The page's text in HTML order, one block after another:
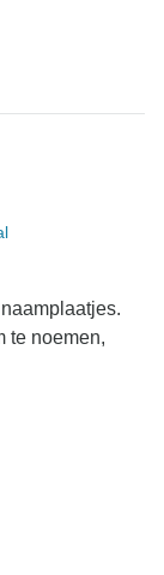
te noemen,